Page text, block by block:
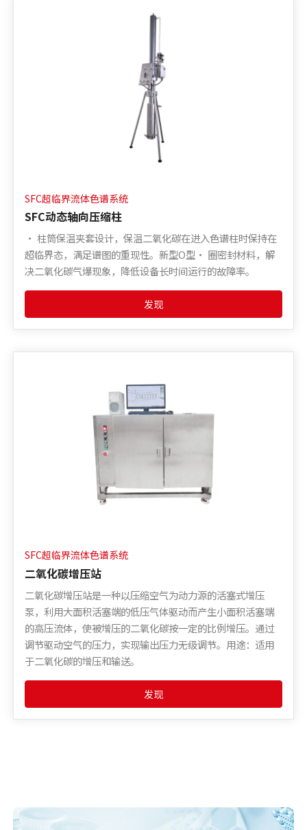
SFC超临界流体色谱系统
SFC动态轴向压缩柱
• 柱筒保温夹套设计，保温二氧化碳在进入色谱柱时保持在
超临界态，满足谱图的重现性。新型O型• 圈密封材料，解
决二氧化碳气爆现象，降低设备长时间运行的故障率。
发现
SFC超临界流体色谱系统
二氧化碳增压站
二氧化碳增压站是一种以压缩空气为动力源的活塞式增压
泵，利用大面积活塞端的低压气体驱动而产生小面积活塞端
的高压流体，使被增压的二氧化碳按一定的比例增压。通过
调节驱动空气的压力，实现输出压力无级调节。用途：适用
于二氧化碳的增压和输送。
发现